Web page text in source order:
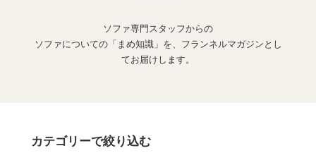
ソファ専門スタッフからの
ソファについての「まめ知識」を、フランネルマガジンとし
てお届けします。
カテゴリーで絞り込む